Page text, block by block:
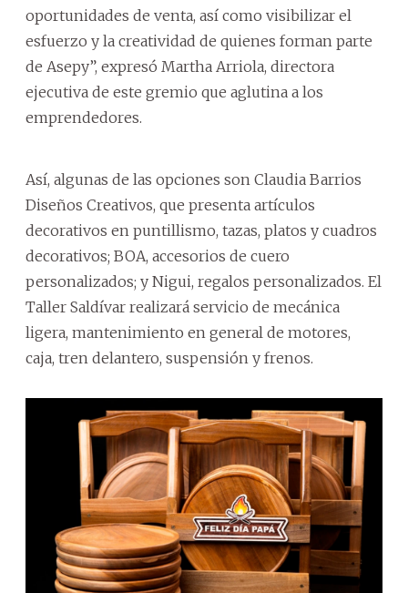
oportunidades de venta, así como visibilizar el
esfuerzo y la creatividad de quienes forman parte
de Asepy”, expresó Martha Arriola, directora
ejecutiva de este gremio que aglutina a los
emprendedores.
Así, algunas de las opciones son Claudia Barrios
Diseños Creativos, que presenta artículos
decorativos en puntillismo, tazas, platos y cuadros
decorativos; BOA, accesorios de cuero
personalizados; y Nigui, regalos personalizados. El
Taller Saldívar realizará servicio de mecánica
ligera, mantenimiento en general de motores,
caja, tren delantero, suspensión y frenos.